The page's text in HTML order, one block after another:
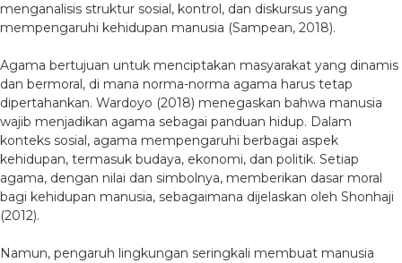
menganalisis struktur sosial, kontrol, dan diskursus yang
mempengaruhi kehidupan manusia (Sampean, 2018).
Agama bertujuan untuk menciptakan masyarakat yang dinamis
dan bermoral, di mana norma-norma agama harus tetap
dipertahankan. Wardoyo (2018) menegaskan bahwa manusia
wajib menjadikan agama sebagai panduan hidup. Dalam
konteks sosial, agama mempengaruhi berbagai aspek
kehidupan, termasuk budaya, ekonomi, dan politik. Setiap
agama, dengan nilai dan simbolnya, memberikan dasar moral
bagi kehidupan manusia, sebagaimana dijelaskan oleh Shonhaji
(2012).
Namun, pengaruh lingkungan seringkali membuat manusia